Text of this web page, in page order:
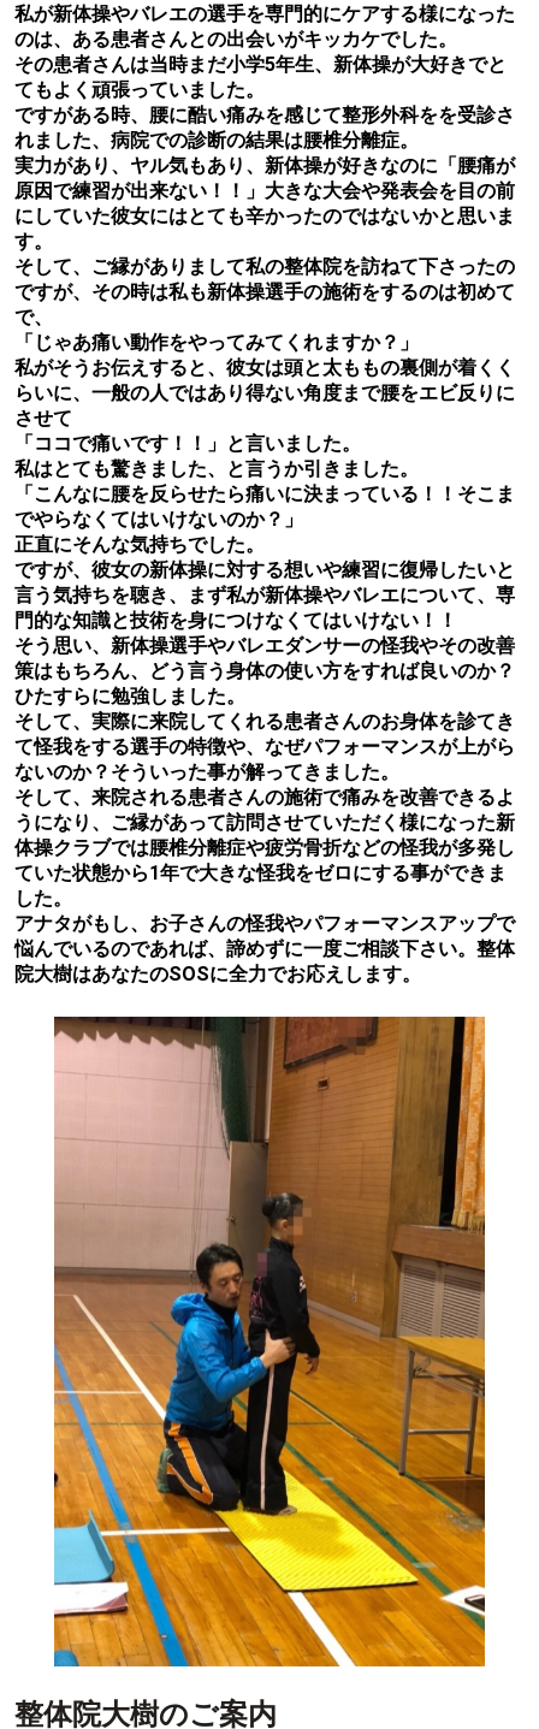
私が新体操やバレエの選手を専門的にケアする様になった
のは、ある患者さんとの出会いがキッカケでした。
その患者さんは当時まだ小学5年生、新体操が大好きでと
てもよく頑張っていました。
ですがある時、腰に酷い痛みを感じて整形外科をを受診さ
れました、病院での診断の結果は腰椎分離症。
実力があり、ヤル気もあり、新体操が好きなのに「腰痛が
原因で練習が出来ない！！」大きな大会や発表会を目の前
にしていた彼女にはとても辛かったのではないかと思いま
す。
そして、ご縁がありまして私の整体院を訪ねて下さったの
ですが、その時は私も新体操選手の施術をするのは初めて
で、
「じゃあ痛い動作をやってみてくれますか？」
私がそうお伝えすると、彼女は頭と太ももの裏側が着くく
らいに、一般の人ではあり得ない角度まで腰をエビ反りに
させて
「ココで痛いです！！」と言いました。
私はとても驚きました、と言うか引きました。
「こんなに腰を反らせたら痛いに決まっている！！そこま
でやらなくてはいけないのか？」
正直にそんな気持ちでした。
ですが、彼女の新体操に対する想いや練習に復帰したいと
言う気持ちを聴き、まず私が新体操やバレエについて、専
門的な知識と技術を身につけなくてはいけない！！
そう思い、新体操選手やバレエダンサーの怪我やその改善
策はもちろん、どう言う身体の使い方をすれば良いのか？
ひたすらに勉強しました。
そして、実際に来院してくれる患者さんのお身体を診てき
て怪我をする選手の特徴や、なぜパフォーマンスが上がら
ないのか？そういった事が解ってきました。
そして、来院される患者さんの施術で痛みを改善できるよ
うになり、ご縁があって訪問させていただく様になった新
体操クラブでは腰椎分離症や疲労骨折などの怪我が多発し
ていた状態から1年で大きな怪我をゼロにする事ができま
した。
アナタがもし、お子さんの怪我やパフォーマンスアップで
悩んでいるのであれば、諦めずに一度ご相談下さい。整体
院大樹はあなたのSOSに全力でお応えします。
整体院大樹のご案内